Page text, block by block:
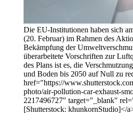
Die EU-Institutionen haben sich
(20. Februar) im Rahmen des
Bekämpfung der
überarbeitete Vorschriften zur
des Plans ist es, die
und Boden bis 2050 auf Null zu
href="https://
photo/air-pollution-car-exhaust-
2217496727" target="_blank"
[Shutterstock: khunkornStudio]</